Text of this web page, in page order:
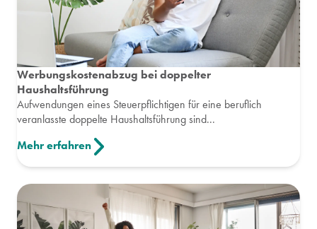
Werbungskostenabzug bei doppelter
Haushaltsführung
Aufwendungen eines Steuerpflichtigen für eine beruflich
veranlasste doppelte Haushaltsführung sind...
Mehr erfahren